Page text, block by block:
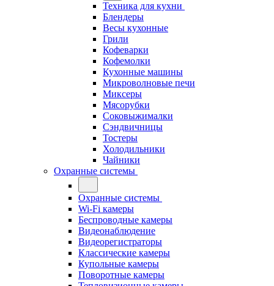
Техника для кухни
Блендеры
Весы кухонные
Грили
Кофеварки
Кофемолки
Кухонные машины
Микроволновые печи
Миксеры
Мясорубки
Соковыжималки
Сэндвичницы
Тостеры
Холодильники
Чайники
Охранные системы
Охранные системы
Wi-Fi камеры
Беспроводные камеры
Видеонаблюдение
Видеорегистраторы
Классические камеры
Купольные камеры
Поворотные камеры